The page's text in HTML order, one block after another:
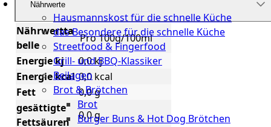
Hausmannskost für die schnelle Küche
das Besondere für die schnelle Küche
Streetfood & Fingerfood
Grill- und BBQ-Klassiker
Beilagen
Brot & Brötchen
Brot
Burger Buns & Hot Dog Brötchen
Nährwerte
Nährwertta
belle
Pro 100g/100ml
Energie kj
0,0 kj
Energie kcal 0,0 kcal
Fett
0,0 g
gesättigte
Fettsäuren
0,0 g